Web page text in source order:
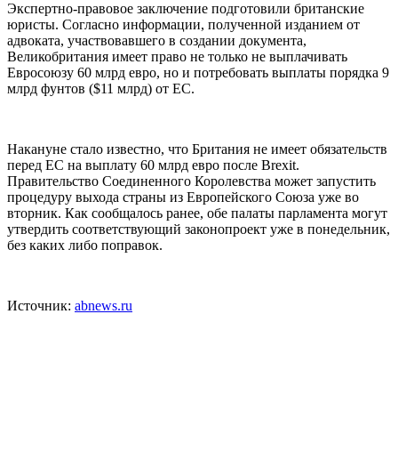
Экспертно-правовое заключение подготовили британские
юристы. Согласно информации, полученной изданием от
адвоката, участвовавшего в создании документа,
Великобритания имеет право не только не выплачивать
Евросоюзу 60 млрд евро, но и потребовать выплаты порядка 9
млрд фунтов ($11 млрд) от ЕС.
Накануне стало известно, что Британия не имеет обязательств
перед ЕС на выплату 60 млрд евро после Brexit.
Правительство Соединенного Королевства может запустить
процедуру выхода страны из Европейского Союза уже во
вторник. Как сообщалось ранее, обе палаты парламента могут
утвердить соответствующий законопроект уже в понедельник,
без каких либо поправок.
Источник: abnews.ru